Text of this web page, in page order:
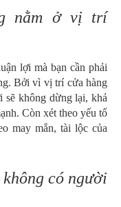
nằm ở vị trí
lợi mà bạn cần phải
Bởi vì vị trí cửa hàng
sẽ không dừng lại, khả
Còn xét theo yếu tố
may mắn, tài lộc của
có người